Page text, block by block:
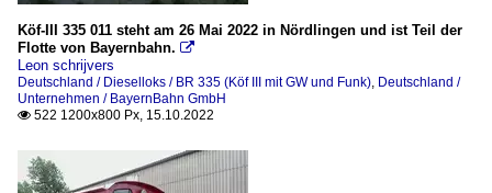
Köf-III 335 011 steht am 26 Mai 2022 in Nördlingen und ist Teil der
Flotte von Bayernbahn. 
Leon schrijvers
Deutschland / Dieselloks / BR 335 (Köf III mit GW und Funk), Deutschland /
Unternehmen / BayernBahn GmbH
 522 1200x800 Px, 15.10.2022